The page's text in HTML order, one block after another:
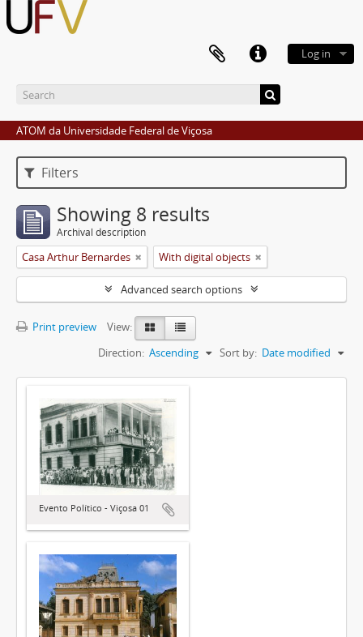
Log in
ATOM da Universidade Federal de Viçosa
Filters
Showing 8 results
Archival description
Casa Arthur Bernardes With digital objects
Advanced search options
Print preview
View:
Sort by: Date modified
Direction: Ascending
Evento Político - Viçosa 01